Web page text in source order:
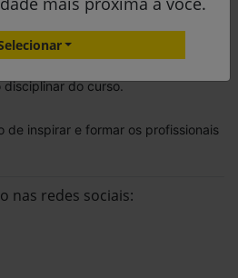
que nos escolheram para
do curso.
de inspirar e formar os profissionais
nas redes sociais: